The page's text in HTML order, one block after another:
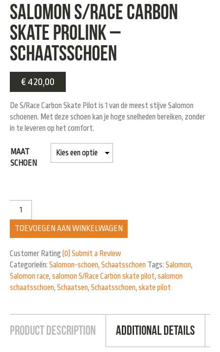
Salomon S/Race Carbon
Skate Prolink –
schaatsschoen
€ 420,00
De S/Race Carbon Skate Pilot is 1 van de meest stijve Salomon
schoenen. Met deze schoen kan je hoge snelheden bereiken, zonder
in te leveren op het comfort.
MAAT
SCHOEN
TOEVOEGEN AAN WINKELWAGEN
Customer Rating(0) Submit a Review
Categorieën: Salomon-schoen, Schaatsschoen Tags: Salomon,
Salomon race, salomon S/Race Carbon skate pilot, salomon
schaatsschoen, Schaatsen, Schaatsschoen, skate pilot
Product Description Additional Details